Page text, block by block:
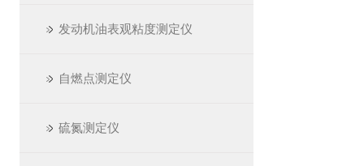
发动机油表观粘度测定仪
自燃点测定仪
硫氮测定仪